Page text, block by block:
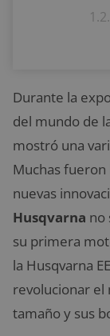
Durante la
del mundo de
mostró una
Muchas fueron
nuevas
Husqvarna no
su primera
la Husqvarna
revolucionar el
tamaño y sus